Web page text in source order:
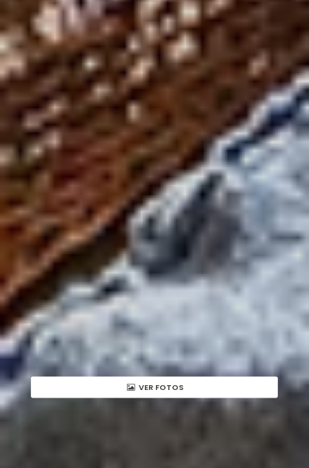
VER FOTOS